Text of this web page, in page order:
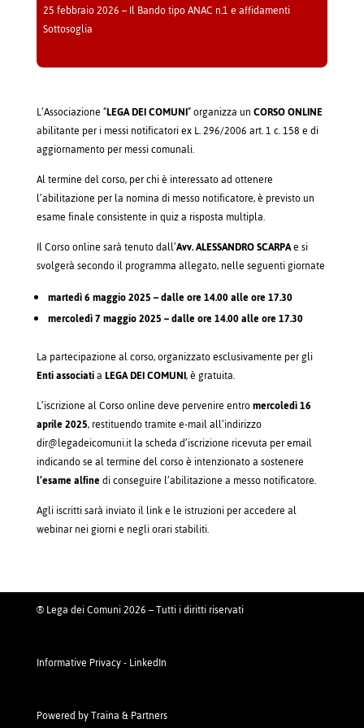
25 febbraio 2026 – Il Bando tipo ANAC n.1 e affidamenti
Sottosoglia
L’Associazione “LEGA DEI COMUNI” organizza unCORSO ONLINE
abilitante per i messi notificatori ex L. 296/2006 art. 1 c. 158 e di
aggiornamento per messi comunali.
Al termine del corso, per chi è interessato ad ottenere
l’abilitazione per la nomina di messo notificatore, è previsto un
esame finale consistente in quiz a risposta multipla.
Il Corso online sarà tenuto dall’Avv. ALESSANDRO SCARPAe si
svolgerà secondo il programma allegato, nelle seguenti giornate
martedì 6 maggio 2025 – dalle ore 14.00 alle ore 17.30
mercoledì 7 maggio 2025 – dalle ore 14.00 alle ore 17.30
La partecipazione al corso, organizzato esclusivamente per gli
Enti associatiaLEGA DEI COMUNI, è gratuita.
L’iscrizione al Corso online deve pervenire entromercoledì 16
aprile 2025, restituendo tramite e-mail all’indirizzo
dir@legadeicomuni.it la scheda d’iscrizione ricevuta per email
indicando se al termine del corso è intenzionato a sostenere
l’esame alfinedi conseguire l’abilitazione a messo notificatore.
Agli iscritti sarà inviato il link e le istruzioni per accedere al
webinar nei giorni e negli orari stabiliti.
® Lega dei Comuni 2026 – Tutti i diritti riservati
Informative Privacy-LinkedIn
Powered byTraina & Partners